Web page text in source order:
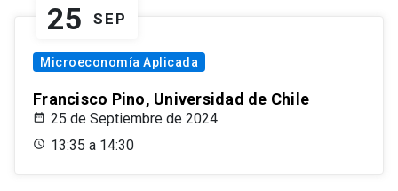
25 SEP
Microeconomía Aplicada
Francisco Pino, Universidad de Chile
25 de Septiembre de 2024
13:35 a 14:30